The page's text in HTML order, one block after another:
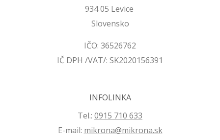
934 05 Levice
Slovensko
IČO: 36526762
IČ DPH /VAT/: SK2020156391
INFOLINKA
Tel.: 0915 710 633
E-mail: mikrona@mikrona.sk